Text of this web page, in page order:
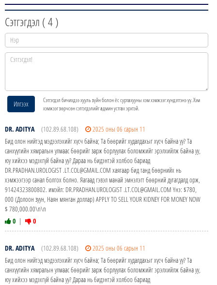
Сэтгэгдэл (4)
Илгээх
Сэтгэгдэл бичихдээ хууль зүйн болон ёс суртахууны хэм хэмжээг хүндэтгэнэ үү. Хэм
хэмжээг зөрчсөн сэтгэгдэлийг админ устгах эрхтэй.
DR. ADITYA (102.89.68.108)
2025 оны 06 сарын 11
Бид олон нийтэд мэдээлэхийг хүсч байна; Та бөөрийг худалдахыг хүсч байна уу? Та
санхүүгийн хямралын улмаас бөөрийг зарж борлуулах боломжийг эрэлхийлж байна уу,
юу хийхээ мэдэхгүй байна уу? Дараа нь бидэнтэй холбоо бариад
DR.PRADHAN.UROLOGIST .LT.COL@GMAIL.COM хаягаар бид танд бөөрнийх нь
хэмжээгээр санал болгох болно. Яагаад гэвэл манай эмнэлэгт бөөрний дутагдалд орж,
91424323800802. имэйл: DR.PRADHAN.UROLOGIST .LT.COL@GMAIL.COM Yнэ: $780,
000 (Долоон зуун, Наян мянган доллар) APPLY TO SELL YOUR KIDNEY FOR MONEY NOW
$ 780,000.00\n\n
0 | 0
DR. ADITYA (102.89.68.108)
2025 оны 06 сарын 11
Бид олон нийтэд мэдээлэхийг хүсч байна; Та бөөрийг худалдахыг хүсч байна уу? Та
санхүүгийн хямралын улмаас бөөрийг зарж борлуулах боломжийг эрэлхийлж байна уу,
юу хийхээ мэдэхгүй байна уу? Дараа нь бидэнтэй холбоо бариад